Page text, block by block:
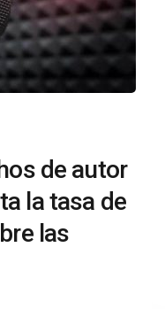
de autor
la tasa de
las